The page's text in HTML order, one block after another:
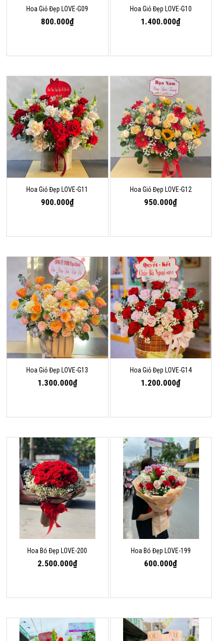
Hoa Giỏ Đẹp LOVE-G09
800.000₫
Hoa Giỏ Đẹp LOVE-G10
1.400.000₫
Hoa Giỏ Đẹp LOVE-G11
900.000₫
Hoa Giỏ Đẹp LOVE-G12
950.000₫
Hoa Giỏ Đẹp LOVE-G13
1.300.000₫
Hoa Giỏ Đẹp LOVE-G14
1.200.000₫
Hoa Bó Đẹp LOVE-200
2.500.000₫
Hoa Bó Đẹp LOVE-199
600.000₫